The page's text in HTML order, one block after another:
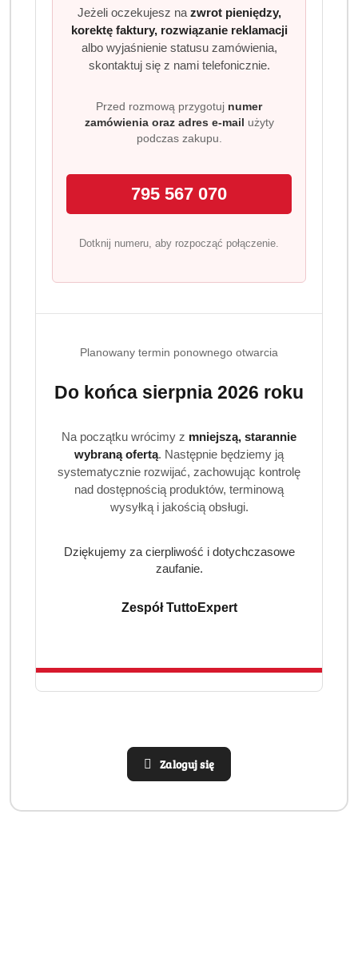
Jeżeli oczekujesz na zwrot pieniędzy,
korektę faktury, rozwiązanie reklamacji
albo wyjaśnienie statusu zamówienia,
skontaktuj się z nami telefonicznie.
Przed rozmową przygotuj numer
zamówienia oraz adres e-mail użyty
podczas zakupu.
795 567 070
Dotknij numeru, aby rozpocząć połączenie.
Planowany termin ponownego otwarcia
Do końca sierpnia 2026 roku
Na początku wrócimy z mniejszą, starannie
wybraną ofertą. Następnie będziemy ją
systematycznie rozwijać, zachowując kontrolę
nad dostępnością produktów, terminową
wysyłką i jakością obsługi.
Dziękujemy za cierpliwość i dotychczasowe
zaufanie.
Zespół TuttoExpert
Zaloguj się